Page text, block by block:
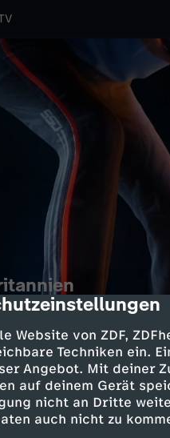
Website von ZDF,
Techniken ein.
Angebot. Mit deiner
auf deinem Gerät
nicht an Dritte
auch nicht zu
16.02.2026 ZDF
trifft auf das